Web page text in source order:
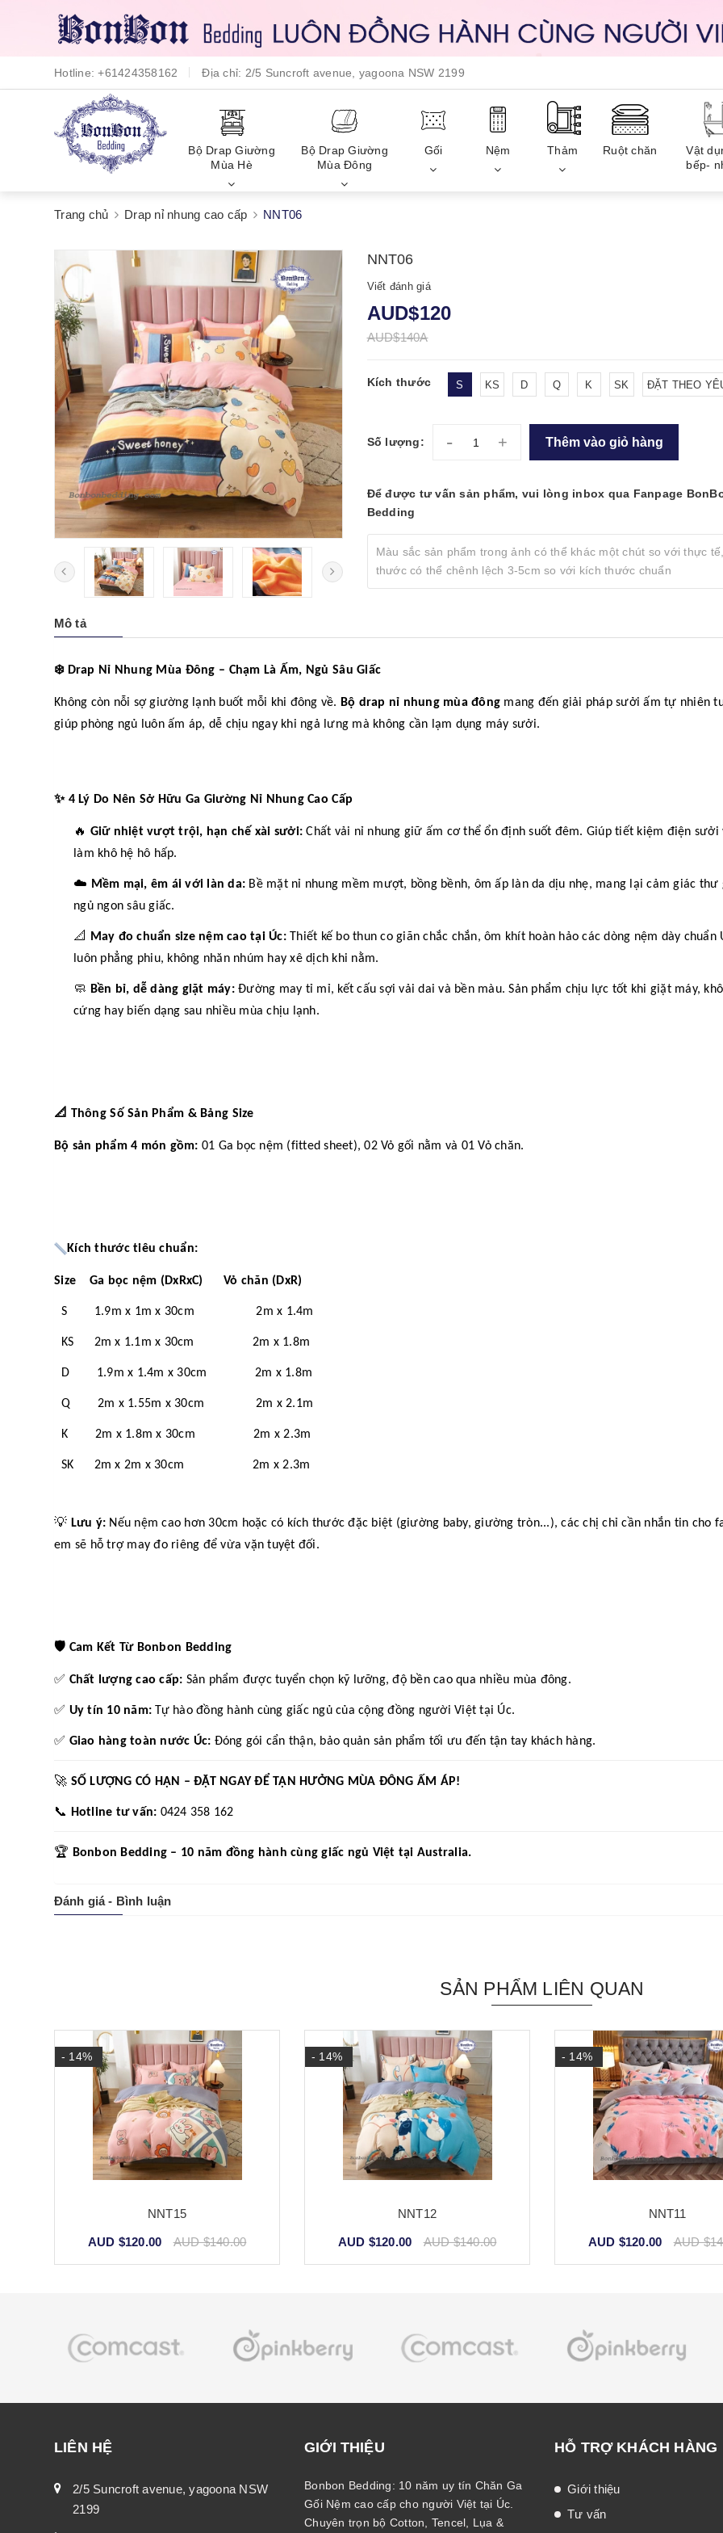
Hotline:+61424358162 Địa chỉ: 2/5 Suncroft avenue, yagoona NSW 2199
Bộ Drap Giường
Mùa Hè
Bộ Drap Giường
Mùa Đông
Gối Nệm Thảm Ruột chăn
Vật
bếp-
Trang chủ Drap nỉ nhung cao cấp NNT06
NNT06
Viết đánh giá
AUD$120
AUD$140A
Kích thước S KS D Q K SK ĐẶT THEO
Số lượng: - + Thêm vào giỏ hàng
Để được tư vấn sản phẩm, vui lòng inbox qua Fanpage
Bedding
Màu sắc sản phẩm trong ảnh có thể khác một chút so với thực
thước có thể chênh lệch 3-5cm so với kích thước chuẩn
Mô tả
❄️Drap Nỉ Nhung Mùa Đông – Chạm Là Ấm, Ngủ Sâu Giấc
Không còn nỗi sợ giường lạnh buốt mỗi khi đông về. Bộ drap nỉ nhung mùa đông mang đến giải pháp sưởi ấm tự nhiên
giúp phòng ngủ luôn ấm áp, dễ chịu ngay khi ngả lưng mà không cần lạm dụng máy sưởi.
✨4 Lý Do Nên Sở Hữu Ga Giường Nỉ Nhung Cao Cấp
🔥 Giữ nhiệt vượt trội, hạn chế xài sưởi: Chất vải nỉ nhung giữ ấm cơ thể ổn định suốt đêm. Giúp tiết kiệm điện sưởi
làm khô hệ hô hấp.
☁️ Mềm mại, êm ái với làn da: Bề mặt nỉ nhung mềm mượt, bồng bềnh, ôm ấp làn da dịu nhẹ, mang lại cảm giác thư
ngủ ngon sâu giấc.
📐 May đo chuẩn size nệm cao tại Úc:Thiết kế bo thun co giãn chắc chắn, ôm khít hoàn hảo các dòng nệm dày chuẩn
luôn phẳng phiu, không nhăn nhúm hay xê dịch khi nằm.
🧼 Bền bỉ, dễ dàng giặt máy:Đường may tỉ mỉ, kết cấu sợi vải dai và bền màu. Sản phẩm chịu lực tốt khi giặt máy,
cứng hay biến dạng sau nhiều mùa chịu lạnh.
📐 Thông Số Sản Phẩm & Bảng Size
Bộ sản phẩm 4 món gồm: 01 Ga bọc nệm (fitted sheet), 02 Vỏ gối nằm và 01 Vỏ chăn.
Kích thước tiêu chuẩn:
Size Ga bọc nệm (DxRxC) Vỏ chăn (DxR)
S 1.9m x 1m x 30cm 2m x 1.4m
KS 2m x 1.1m x 30cm 2m x 1.8m
D 1.9m x 1.4m x 30cm 2m x 1.8m
Q 2m x 1.55m x 30cm 2m x 2.1m
K 2m x 1.8m x 30cm 2m x 2.3m
SK 2m x 2m x 30cm 2m x 2.3m
💡 Lưu ý: Nếu nệm cao hơn 30cm hoặc có kích thước đặc biệt (giường baby, giường tròn...), các chị chỉ cần nhắn tin cho
em sẽ hỗ trợ may đo riêng để vừa vặn tuyệt đối.
🛡️ Cam Kết Từ Bonbon Bedding
✅ Chất lượng cao cấp: Sản phẩm được tuyển chọn kỹ lưỡng, độ bền cao qua nhiều mùa đông.
✅ Uy tín 10 năm: Tự hào đồng hành cùng giấc ngủ của cộng đồng người Việt tại Úc.
✅ Giao hàng toàn nước Úc: Đóng gói cẩn thận, bảo quản sản phẩm tối ưu đến tận tay khách hàng.
🚀 SỐ LƯỢNG CÓ HẠN – ĐẶT NGAY ĐỂ TẬN HƯỞNG MÙA ĐÔNG ẤM ÁP!
📞 Hotline tư vấn: 0424 358 162
🏆 Bonbon Bedding – 10 năm đồng hành cùng giấc ngủ Việt tại Australia.
Đánh giá - Bình luận
SẢN PHẨM LIÊN QUAN
- 14%
NNT15
AUD $120.00 AUD $140.00
- 14%
NNT12
AUD $120.00 AUD $140.00
- 14%
NNT11
AUD $120.00 AUD
LIÊN HỆ
2/5 Suncroft avenue, yagoona NSW
2199
GIỚI THIỆU
Bonbon Bedding: 10 năm uy tín Chăn Ga
Gối Nệm cao cấp cho người Việt tại Úc.
Chuyên trọn bộ Cotton, Tencel, Lụa &
HỖ TRỢ KHÁCH HÀNG
Giới thiệu
Tư vấn